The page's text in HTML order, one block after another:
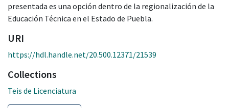
presentada es una opción dentro de la regionalización de la
Educación Técnica en el Estado de Puebla.
URI
https://hdl.handle.net/20.500.12371/21539
Collections
Teis de Licenciatura